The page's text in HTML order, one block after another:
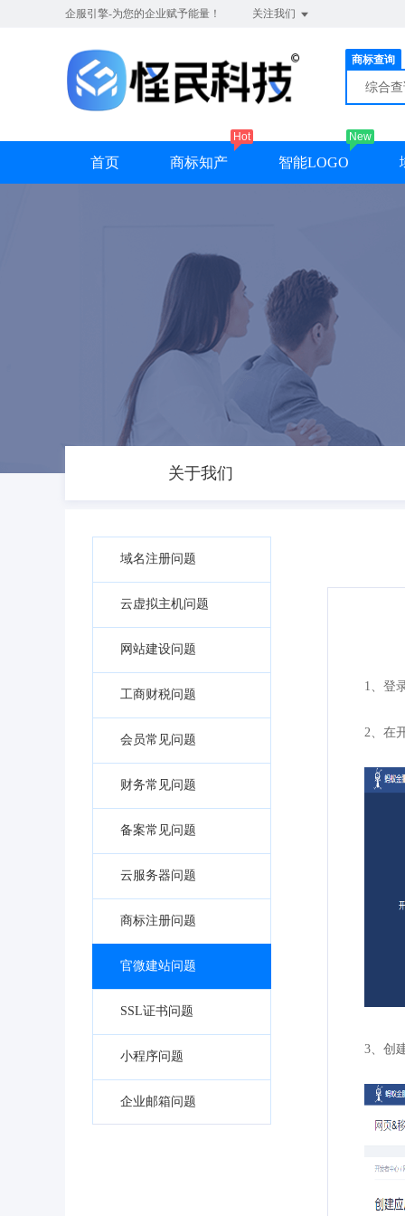
企服引擎-为您的企业赋予能量！ 关注我们
商标查询
综合
首页 商标知产
Hot
智能LOGO
New
关于我们
域名注册问题
云虚拟主机问题
网站建设问题
工商财税问题
会员常见问题
财务常见问题
备案常见问题
云服务器问题
商标注册问题
官微建站问题
SSL证书问题
小程序问题
企业邮箱问题
1、登
2、在
3、创